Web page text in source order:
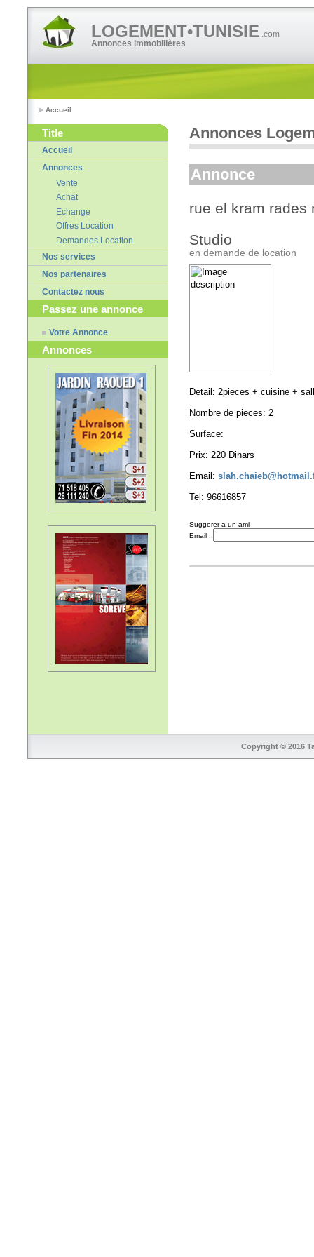
LOGEMENT•TUNISIE .com
Annonces immobilières
Accueil
Title
Accueil
Annonces
Vente
Achat
Echange
Offres Location
Demandes Location
Nos services
Nos partenaires
Contactez nous
Passez une annonce
Votre Annonce
Annonces
Annonces
Annonce
rue el kram rades
Studio
en demande de location
Detail: 2pieces + cuisine +
Nombre de pieces: 2
Surface:
Prix: 220 Dinars
Email:
Tel: 96616857
Suggerer a un ami
Email :
Copyright © 2016